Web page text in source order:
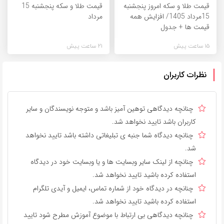
قیمت طلا و سکه امروز پنجشنبه
15مرداد 1405/ افزایش همه
قیمت ها + جدول
15 ساعت پیش
قیمت طلا و سکه پنجشنبه 15
مرداد
21 ساعت پیش
نظرات کاربران
چنانچه دیدگاهی توهین آمیز باشد و متوجه نویسندگان و سایر
کاربران باشد تایید نخواهد شد.
چنانچه دیدگاه شما جنبه ی تبلیغاتی داشته باشد تایید نخواهد
شد.
چنانچه از لینک سایر وبسایت ها و یا وبسایت خود در دیدگاه
استفاده کرده باشید تایید نخواهد شد.
چنانچه در دیدگاه خود از شماره تماس، ایمیل و آیدی تلگرام
استفاده کرده باشید تایید نخواهد شد.
چنانچه دیدگاهی بی ارتباط با موضوع آموزش مطرح شود تایید